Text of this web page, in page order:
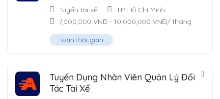
Tuyển tài xế
TP Hồ Chí Minh
7,000,000 VNĐ - 10,000,000 VNĐ/ tháng
Toàn thời gian
Tuyển Dụng Nhân Viên Quản Lý Đối
Tác Tài Xế